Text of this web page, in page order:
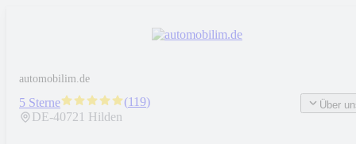
automobilim.de
5 Sterne (119)
DE-40721 Hilden
Über